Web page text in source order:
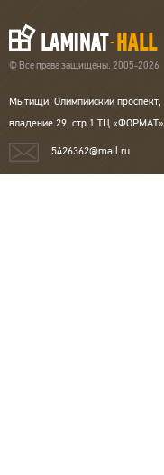
© Все права защищены. 2005-2026
Мытищи, Олимпийский проспект,
владение 29, стр.1 ТЦ «ФОРМАТ»
5426362@mail.ru